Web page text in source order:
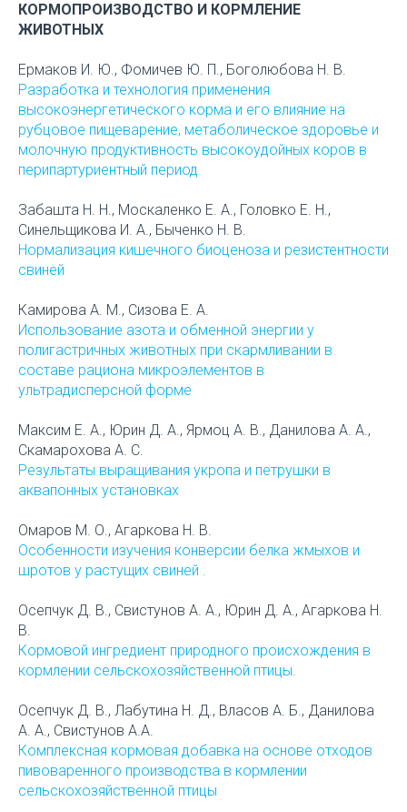
КОРМОПРОИЗВОДСТВО И КОРМЛЕНИЕ
ЖИВОТНЫХ
Ермаков И. Ю., Фомичев Ю. П., Боголюбова Н. В.
Разработка и технология применения
высокоэнергетического корма и его влияние на
рубцовое пищеварение, метаболическое здоровье и
молочную продуктивность высокоудойных коров в
перипартуриентный период
Забашта Н. Н., Москаленко Е. А., Головко Е. Н.,
Синельщикова И. А., Быченко Н. В.
Нормализация кишечного биоценоза и резистентности
свиней
Камирова А. М., Сизова Е. А.
Использование азота и обменной энергии у
полигастричных животных при скармливании в
составе рациона микроэлементов в
ультрадисперсной форме
Максим Е. А., Юрин Д. А., Ярмоц А. В., Данилова А. А.,
Скамарохова А. С.
Результаты выращивания укропа и петрушки в
аквапонных установках
Омаров М. О., Агаркова Н. В.
Особенности изучения конверсии белка жмыхов и
шротов у растущих свиней .
Осепчук Д. В., Свистунов А. А., Юрин Д. А., Агаркова Н.
В.
Кормовой ингредиент природного происхождения в
кормлении сельскохозяйственной птицы.
Осепчук Д. В., Лабутина Н. Д., Власов А. Б., Данилова
А. А., Свистунов А.А.
Комплексная кормовая добавка на основе отходов
пивоваренного производства в кормлении
сельскохозяйственной птицы